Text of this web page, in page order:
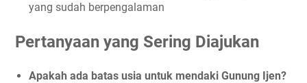
yang sudah berpengalaman
Pertanyaan yang Sering Diajukan
Apakah ada batas usia untuk mendaki Gunung Ijen?